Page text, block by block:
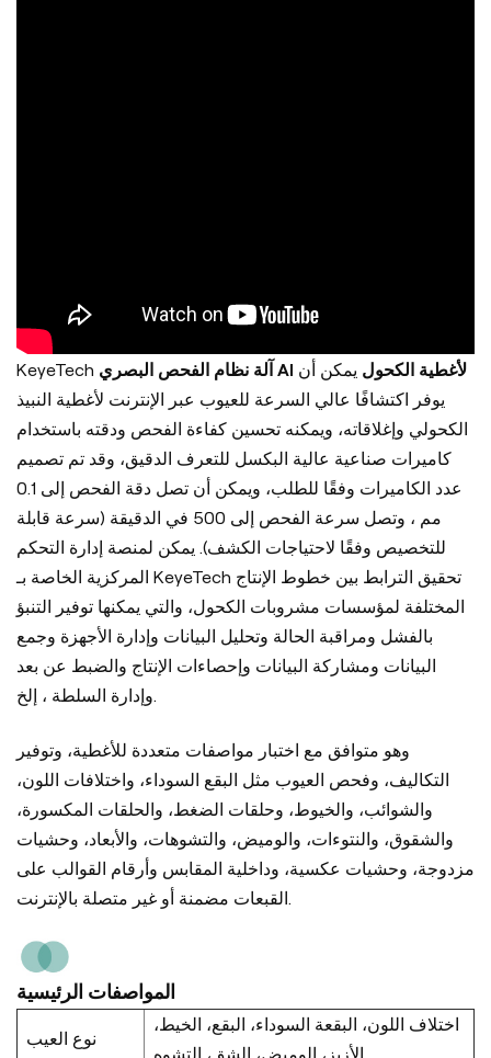
KeyeTech آلة نظام الفحص البصري AI لأغطية الكحول يمكن أن
يوفر اكتشافًا عالي السرعة للعيوب عبر الإنترنت لأغطية النبيذ
الكحولي وإغلاقاته، ويمكنه تحسين كفاءة الفحص ودقته باستخدام
كاميرات صناعية عالية البكسل للتعرف الدقيق، وقد تم تصميم
عدد الكاميرات وفقًا للطلب، ويمكن أن تصل دقة الفحص إلى 0.1
مم ، وتصل سرعة الفحص إلى 500 في الدقيقة (سرعة قابلة
للتخصيص وفقًا لاحتياجات الكشف). يمكن لمنصة إدارة التحكم
المركزية الخاصة بـ KeyeTech تحقيق الترابط بين خطوط الإنتاج
المختلفة لمؤسسات مشروبات الكحول، والتي يمكنها توفير التنبؤ
بالفشل ومراقبة الحالة وتحليل البيانات وإدارة الأجهزة وجمع
البيانات ومشاركة البيانات وإحصاءات الإنتاج والضبط عن بعد
وإدارة السلطة ، إلخ.
وهو متوافق مع اختبار مواصفات متعددة للأغطية، وتوفير
التكاليف، وفحص العيوب مثل البقع السوداء، واختلافات اللون،
والشوائب، والخيوط، وحلقات الضغط، والحلقات المكسورة،
والشقوق، والنتوءات، والوميض، والتشوهات، والأبعاد، وحشيات
مزدوجة، وحشيات عكسية، وداخلية المقابس وأرقام القوالب على
القبعات مضمنة أو غير متصلة بالإنترنت.
المواصفات الرئيسية
نوع العيب
اختلاف اللون، البقعة السوداء، البقع، الخيط،